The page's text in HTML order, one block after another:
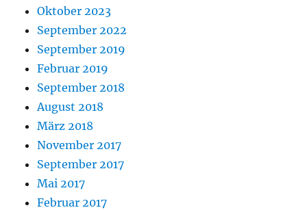
Oktober 2023
September 2022
September 2019
Februar 2019
September 2018
August 2018
März 2018
November 2017
September 2017
Mai 2017
Februar 2017